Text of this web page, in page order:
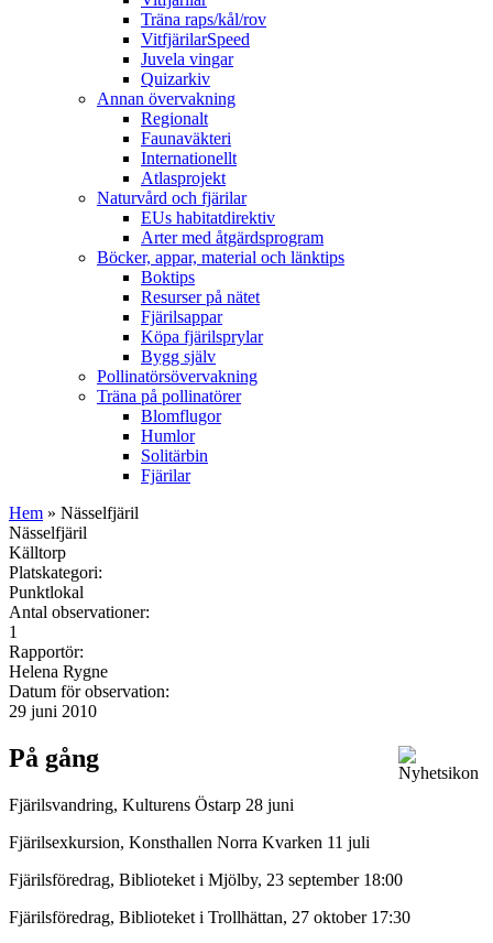
Träna raps/kål/rov
VitfjärilarSpeed
Juvela vingar
Quizarkiv
Annan övervakning
Regionalt
Faunaväkteri
Internationellt
Atlasprojekt
Naturvård och fjärilar
EUs habitatdirektiv
Arter med åtgärdsprogram
Böcker, appar, material och länktips
Boktips
Resurser på nätet
Fjärilsappar
Köpa fjärilsprylar
Bygg själv
Pollinatörsövervakning
Träna på pollinatörer
Blomflugor
Humlor
Solitärbin
Fjärilar
Hem » Nässelfjäril
Nässelfjäril
Källtorp
Platskategori:
Punktlokal
Antal observationer:
1
Rapportör:
Helena Rygne
Datum för observation:
29 juni 2010
På gång
Fjärilsvandring, Kulturens Östarp 28 juni
Fjärilsexkursion, Konsthallen Norra Kvarken 11 juli
Fjärilsföredrag, Biblioteket i Mjölby, 23 september 18:00
Fjärilsföredrag, Biblioteket i Trollhättan, 27 oktober 17:30